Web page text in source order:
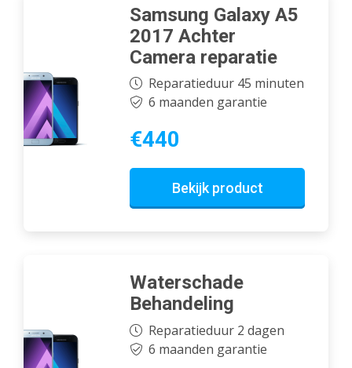
Samsung Galaxy A5
2017 Achter
Camera reparatie
Reparatieduur 45 minuten
6 maanden garantie
€440
Bekijk product
Waterschade
Behandeling
Reparatieduur 2 dagen
6 maanden garantie